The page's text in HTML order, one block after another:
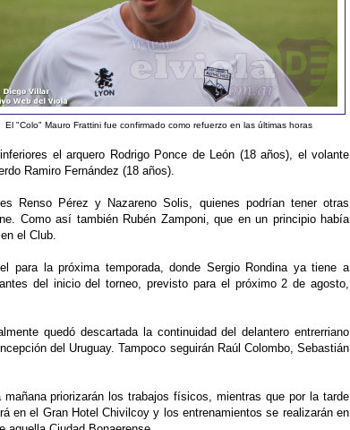
El "Colo" Mauro Frattini fue confirmado como refuerzo en las últimas horas
el arquero Rodrigo Ponce de León (18 años), el volante
Ramiro Fernández (18 años).
Renso Pérez y Nazareno Solis, quienes podrían tener otras
Como así también Rubén Zamponi, que en un principio había
el Club.
para la próxima temporada, donde Sergio Rondina ya tiene a
del inicio del torneo, previsto para el próximo 2 de agosto,
quedó descartada la continuidad del delantero entrerriano
del Uruguay. Tampoco seguirán Raúl Colombo, Sebastián
priorizarán los trabajos físicos, mientras que por la tarde
en el Gran Hotel Chivilcoy y los entrenamientos se realizarán en